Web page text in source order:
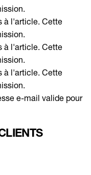
à l'article. Cette
à l'article. Cette
à l'article. Cette
e-mail valide pour